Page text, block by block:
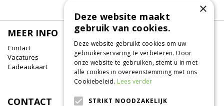
MEER INFO
Contact
Vacatures
Cadeaukaart
CONTACT
×
Deze website maakt
gebruik van cookies.
Deze website gebruikt cookies om uw
gebruikerservaring te verbeteren. Door
onze website te gebruiken, stemt u in met
alle cookies in overeenstemming met ons
Cookiebeleid. Lees verder
STRIKT NOODZAKELIJK